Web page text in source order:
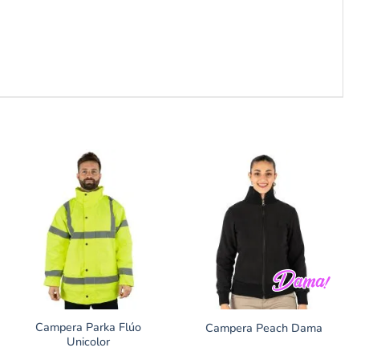
Campera Parka Flúo
Unicolor
Campera Peach Dama